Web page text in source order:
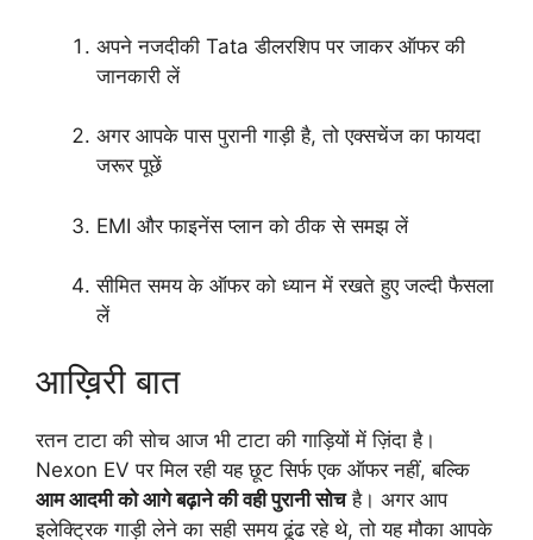
अपने नजदीकी Tata डीलरशिप पर जाकर ऑफर की
जानकारी लें
अगर आपके पास पुरानी गाड़ी है, तो एक्सचेंज का फायदा
जरूर पूछें
EMI और फाइनेंस प्लान को ठीक से समझ लें
सीमित समय के ऑफर को ध्यान में रखते हुए जल्दी फैसला
लें
आख़िरी बात
रतन टाटा की सोच आज भी टाटा की गाड़ियों में ज़िंदा है।
Nexon EV पर मिल रही यह छूट सिर्फ एक ऑफर नहीं, बल्कि
आम आदमी को आगे बढ़ाने की वही पुरानी सोचहै। अगर आप
इलेक्ट्रिक गाड़ी लेने का सही समय ढूंढ रहे थे, तो यह मौका आपके